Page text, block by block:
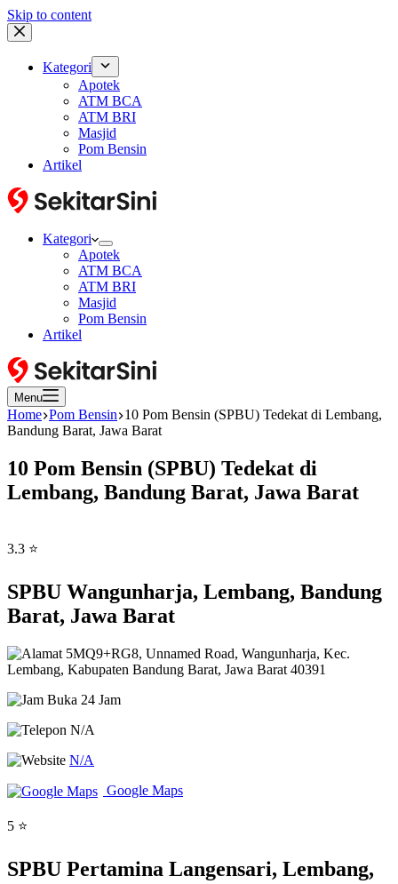
Skip to content
Kategori
Apotek
ATM BCA
ATM BRI
Masjid
Pom Bensin
Artikel
Kategori
Apotek
ATM BCA
ATM BRI
Masjid
Pom Bensin
Artikel
Menu
Home Pom Bensin 10 Pom Bensin (SPBU) Tedekat di Lembang,
Bandung Barat, Jawa Barat
10 Pom Bensin (SPBU) Tedekat di
Lembang, Bandung Barat, Jawa Barat
3.3 ⭐
SPBU Wangunharja, Lembang, Bandung
Barat, Jawa Barat
5MQ9+RG8, Unnamed Road, Wangunharja, Kec.
Lembang, Kabupaten Bandung Barat, Jawa Barat 40391
Buka 24 Jam
N/A
N/A
Google Maps
5 ⭐
SPBU Pertamina Langensari, Lembang,